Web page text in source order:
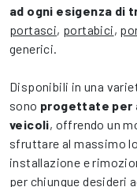
ad ogni esigenza di
portasci, portabici,
generici.
Disponibili in una
sono progettate per
veicoli, offrendo un
sfruttare al massimo
installazione e
per chiunque desideri